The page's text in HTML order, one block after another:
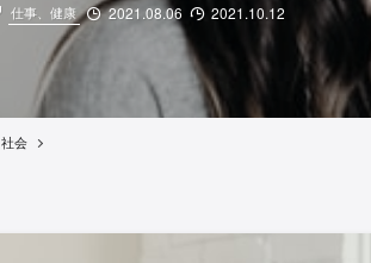
仕事、健康 2021.08.06 2021.10.12
社会